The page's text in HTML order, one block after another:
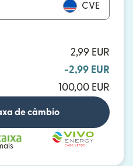
CVE
2,99 EUR
-2,99 EUR
100,00 EUR
de câmbio